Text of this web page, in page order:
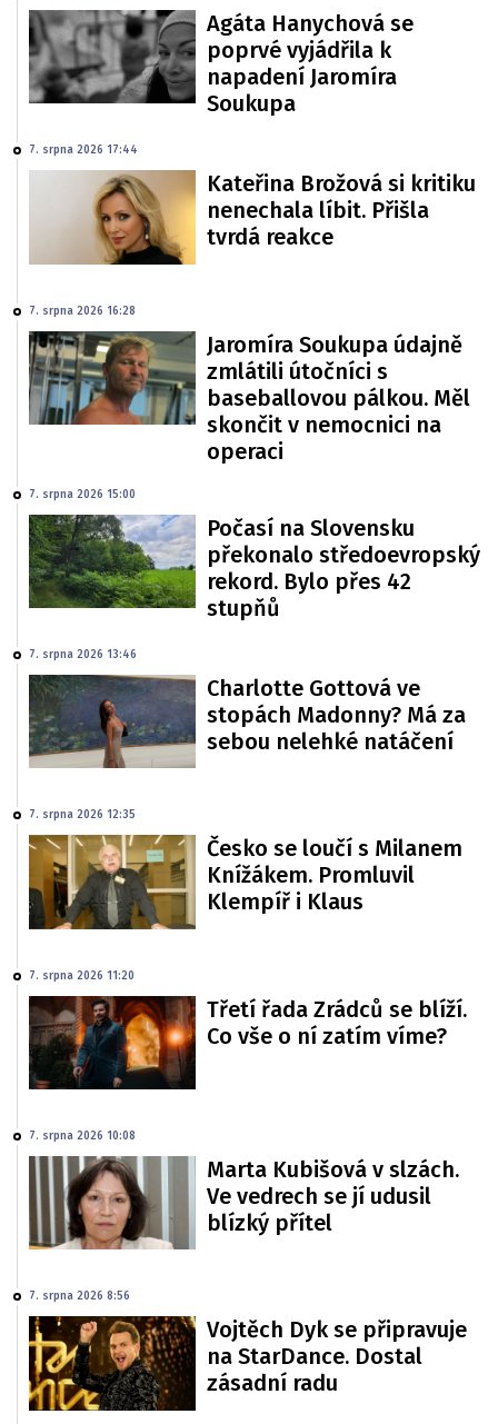
Agáta Hanychová se
poprvé vyjádřila k
napadení Jaromíra
Soukupa
7. srpna 2026 17:44
Kateřina Brožová si kritiku
nenechala líbit. Přišla
tvrdá reakce
7. srpna 2026 16:28
Jaromíra Soukupa údajně
zmlátili útočníci s
baseballovou pálkou. Měl
skončit v nemocnici na
operaci
7. srpna 2026 15:00
Počasí na Slovensku
překonalo středoevropský
rekord. Bylo přes 42
stupňů
7. srpna 2026 13:46
Charlotte Gottová ve
stopách Madonny? Má za
sebou nelehké natáčení
7. srpna 2026 12:35
Česko se loučí s Milanem
Knížákem. Promluvil
Klempíř i Klaus
7. srpna 2026 11:20
Třetí řada Zrádců se blíží.
Co vše o ní zatím víme?
7. srpna 2026 10:08
Marta Kubišová v slzách.
Ve vedrech se jí udusil
blízký přítel
7. srpna 2026 8:56
Vojtěch Dyk se připravuje
na StarDance. Dostal
zásadní radu